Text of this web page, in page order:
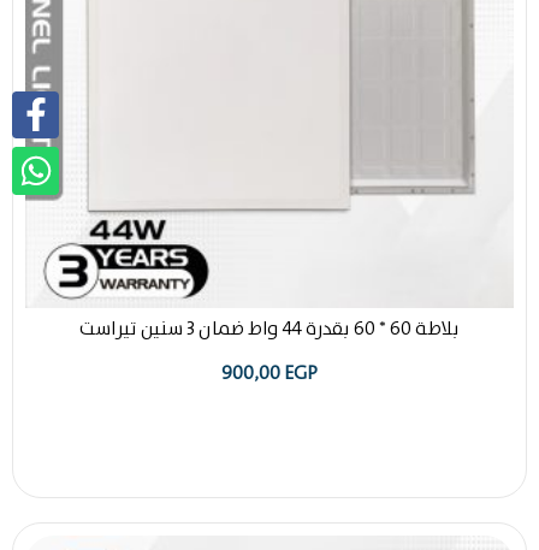
بلاطة 60 * 60 بقدرة 44 واط ضمان 3 سنين تيراست
900,00EGP